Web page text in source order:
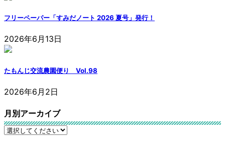
フリーペーパー「すみだノート 2026 夏号」発行！
2026年6月13日
たもんじ交流農園便り Vol.98
2026年6月2日
月別アーカイブ